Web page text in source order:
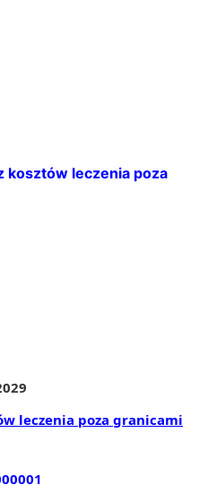
kosztów leczenia poza
leczenia poza granicami
1